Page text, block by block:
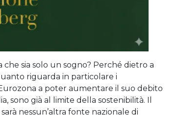
che sia solo un sogno? Perché dietro a
riguarda in particolare i
a poter aumentare il suo debito
sono già al limite della sostenibilità. Il
nessun’altra fonte nazionale di